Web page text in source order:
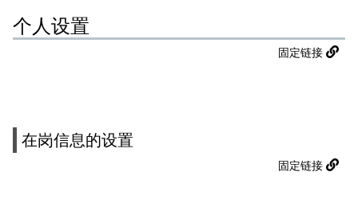
个人设置
固定链接
在岗信息的设置
固定链接